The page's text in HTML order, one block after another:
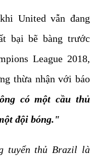
United vẫn đang
bại bẽ bàng trước
League 2018,
thừa nhận với báo
có một cầu thủ
đội bóng."
tuyển thủ Brazil là